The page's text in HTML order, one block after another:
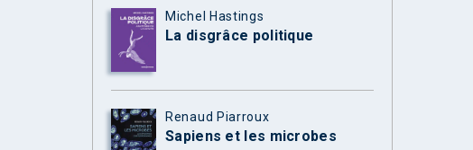
Michel Hastings
La disgrâce politique
Renaud Piarroux
Sapiens et les microbes